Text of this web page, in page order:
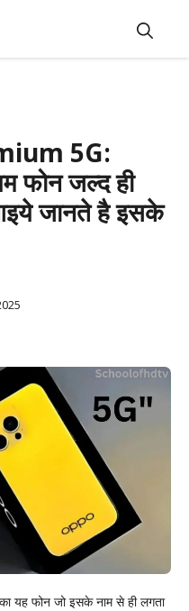
5G:
फोन जल्द ही
जानते है इसके
यह फोन जो इसके नाम से ही लगता